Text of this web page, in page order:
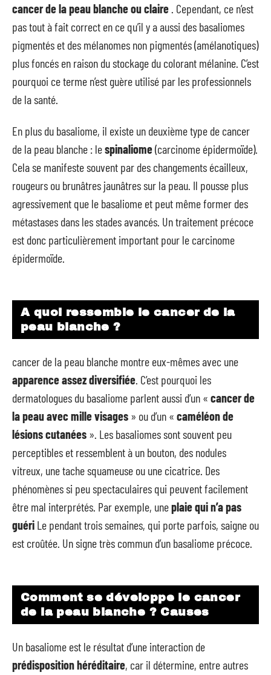
cancer de la peaublancheou claire. Cependant, ce n’est
pas tout à fait correct en ce qu’il y a aussi des basaliomes
pigmentés et des mélanomes non pigmentés (amélanotiques)
plus foncés en raison du stockage du colorant mélanine. C’est
pourquoi ce terme n’est guère utilisé par les professionnels
de la santé.
En plus du basaliome, il existe un deuxième type de cancer
de la peau blanche : lespinaliome(carcinome épidermoïde).
Cela se manifeste souvent par des changements écailleux,
rougeurs ou brunâtres jaunâtres sur la peau. Il pousse plus
agressivement que le basaliome et peut même former des
métastases dans les stades avancés. Un traitement précoce
est donc particulièrement important pour le carcinome
épidermoïde.
A quoi ressemble le cancer de la
peau blanche ?
cancer de la peau blanche montre eux-mêmes avec une
apparence assez diversifiée. C’est pourquoi les
dermatologues du basaliome parlent aussi d’un « cancer de
la peau avec mille visages » ou d’un « caméléon de
lésions cutanées ». Les basaliomes sont souvent peu
perceptibles et ressemblent à un bouton, des nodules
vitreux, une tache squameuse ou une cicatrice. Des
phénomènes si peu spectaculaires qui peuvent facilement
être mal interprétés. Par exemple, uneplaie qui n’a pas
guéri Le pendant trois semaines, qui porte parfois, saigne ou
est croûtée. Un signe très commun d’un basaliome précoce.
Comment se développe le cancer
de la peau blanche ? Causes
Un basaliome est le résultat d’une interaction de
prédisposition héréditaire, car il détermine, entre autres